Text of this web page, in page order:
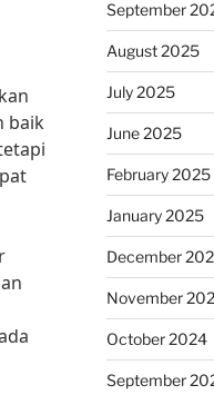
baik
September
August 2025
July 2025
June 2025
February 2025
January 2025
December
November
October 2024
September